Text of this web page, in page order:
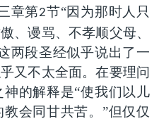
章第2节“因为那时人只
、谩骂、不孝顺父母、
两段圣经似乎说出了一
又不太全面。在要理问
的解释是“使我们以儿
会同甘共苦。”但仅仅